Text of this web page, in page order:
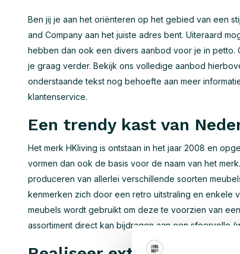
Ben jij je aan het oriënteren op het gebied van een
and Company aan het juiste adres bent. Uiteraard
hebben dan ook een divers aanbod voor je in petto.
je graag verder. Bekijk ons volledige aanbod
onderstaande tekst nog behoefte aan meer
klantenservice.
Een trendy kast van
Het merk HKliving is ontstaan in het jaar 2008 en
vormen dan ook de basis voor de naam van het
produceren van allerlei verschillende soorten
kenmerken zich door een retro uitstraling en enkele
meubels wordt gebruikt om deze te voorzien van
assortiment direct kan bijdragen aan een sfeervolle